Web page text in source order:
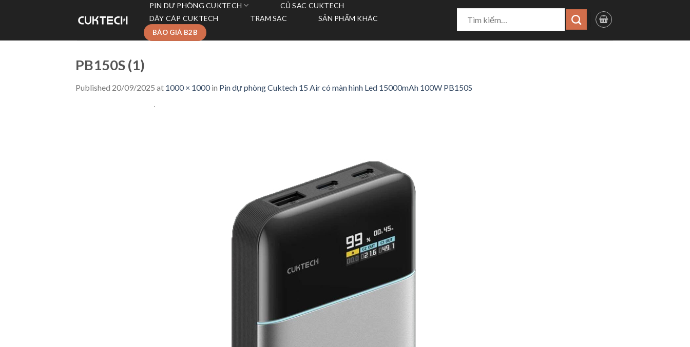
PIN DỰ PHÒNG CUKTECH
CỦ SẠC CUKTECH
DÂY CÁP CUKTECH
TRẠM SẠC SẢN PHẨM KHÁC
BÁO GIÁ B2B
kiếm:
PB150S (1)
Published 20/09/2025 at 1000 × 1000in Pin dự phòng Cuktech 15 Air có màn hình Led 15000mAh 100W PB150S